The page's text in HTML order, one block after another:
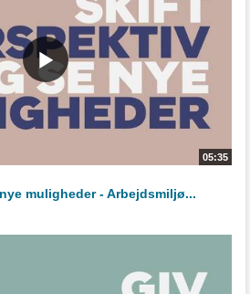
05:35
muligheder - Arbejdsmiljø...